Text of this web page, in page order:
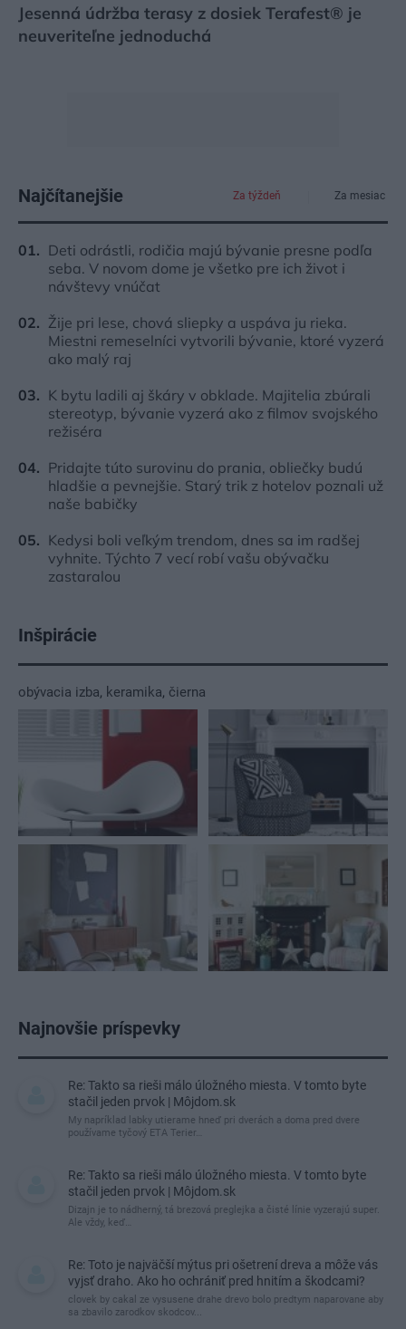
Jesenná údržba terasy z dosiek Terafest® je
neuveriteľne jednoduchá
Najčítanejšie Za týždeň Za mesiac
Deti odrástli, rodičia majú bývanie presne podľa
seba. V novom dome je všetko pre ich život i
návštevy vnúčat
Žije pri lese, chová sliepky a uspáva ju rieka.
Miestni remeselníci vytvorili bývanie, ktoré vyzerá
ako malý raj
K bytu ladili aj škáry v obklade. Majitelia zbúrali
stereotyp, bývanie vyzerá ako z filmov svojského
režiséra
Pridajte túto surovinu do prania, obliečky budú
hladšie a pevnejšie. Starý trik z hotelov poznali už
naše babičky
Kedysi boli veľkým trendom, dnes sa im radšej
vyhnite. Týchto 7 vecí robí vašu obývačku
zastaralou
Inšpirácie
obývacia izba, keramika, čierna
Najnovšie príspevky
Re: Takto sa rieši málo úložného miesta. V tomto byte
stačil jeden prvok | Môjdom.sk
My napríklad labky utierame hneď pri dverách a doma pred dvere
používame tyčový ETA Terier…
Re: Takto sa rieši málo úložného miesta. V tomto byte
stačil jeden prvok | Môjdom.sk
Dizajn je to nádherný, tá brezová preglejka a čisté línie vyzerajú super.
Ale vždy, keď…
Re: Toto je najväčší mýtus pri ošetrení dreva a môže vás
vyjsť draho. Ako ho ochrániť pred hnitím a škodcami?
clovek by cakal ze vysusene drahe drevo bolo predtym naparovane aby
sa zbavilo zarodkov skodcov...